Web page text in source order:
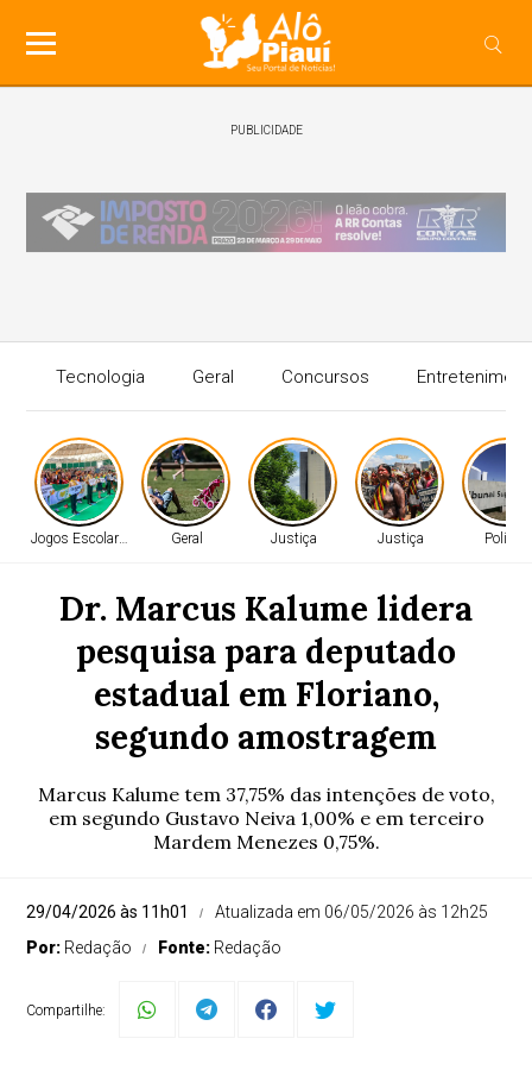
PUBLICIDADE
Tecnologia Geral Concursos
Jogos Escolares Geral Justiça Justiça Política
Dr. Marcus Kalume lidera
pesquisa para deputado
estadual em Floriano,
segundo amostragem
Marcus Kalume tem 37,75% das intenções de voto,
em segundo Gustavo Neiva 1,00% e em terceiro
Mardem Menezes 0,75%.
29/04/2026 às 11h01
Atualizada em 06/05/2026 às 12h25
Por: Redação Fonte: Redação
Compartilhe: